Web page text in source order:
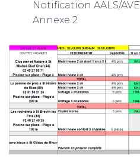
Notification AALS/AVE
Annexe 2